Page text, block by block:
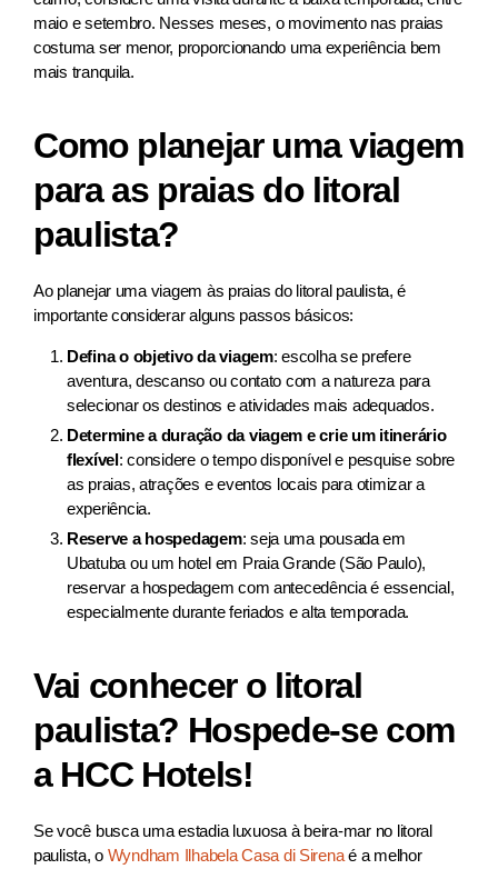
maio e setembro. Nesses meses, o movimento nas praias
costuma ser menor, proporcionando uma experiência bem
mais tranquila.
Como planejar uma viagem
para as praias do litoral
paulista?
Ao planejar uma viagem às praias do litoral paulista, é
importante considerar alguns passos básicos:
Defina o objetivo da viagem: escolha se prefere
aventura, descanso ou contato com a natureza para
selecionar os destinos e atividades mais adequados.
Determine a duração da viagem e crie um itinerário
flexível: considere o tempo disponível e pesquise sobre
as praias, atrações e eventos locais para otimizar a
experiência.
Reserve a hospedagem: seja uma pousada em
Ubatuba ou um hotel em Praia Grande (São Paulo​),
reservar a hospedagem com antecedência é essencial,
especialmente durante feriados e alta temporada.
Vai conhecer o litoral
paulista? Hospede-se com
a HCC Hotels!
Se você busca uma estadia luxuosa à beira-mar no litoral
paulista, o Wyndham Ilhabela Casa di Sirenaé a melhor